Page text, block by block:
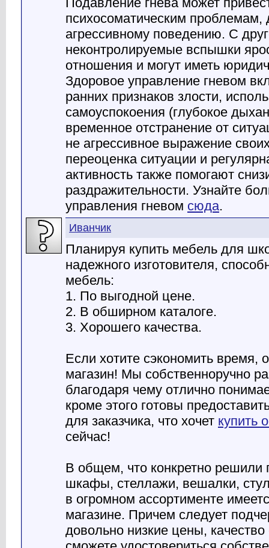
психосоматическим проблемам,
агрессивному поведению. С
неконтролируемые вспышки
отношения и могут иметь
Здоровое управление гневом
ранних признаков злости,
самоуспокоения (глубокое
временное отстранение от
не агрессивное выражение
переоценка ситуации и
активность также помогают
раздражительности. Узнайте
управления гневом сюда.
Иванчик
Планируя купить мебель для
надежного изготовителя,
мебель:
1. По выгодной цене.
2. В обширном каталоге.
3. Хорошего качества.
Если хотите сэкономить время,
магазин! Мы собственноручно
благодаря чему отлично
кроме этого готовы
для заказчика, что хочет купить
сейчас!
В общем, что конкретно решили
шкафы, стеллажи, вешалки,
в огромном ассортименте
магазине. Причем следует
довольно низкие цены,